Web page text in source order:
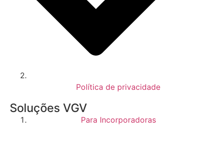
Política de privacidade
Soluções VGV
Para Incorporadoras